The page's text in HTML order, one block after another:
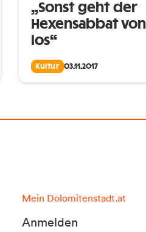
„Sonst geht der
Hexensabbat
los“
Kultur 03.11.2017
Mein Dolomitenstadt.at
Anmelden